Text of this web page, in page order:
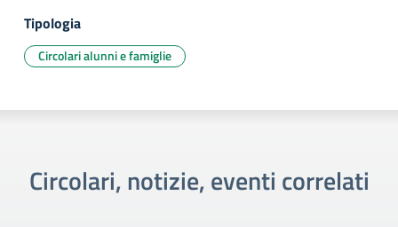
Tipologia
Circolari alunni e famiglie
Circolari, notizie, eventi correlati